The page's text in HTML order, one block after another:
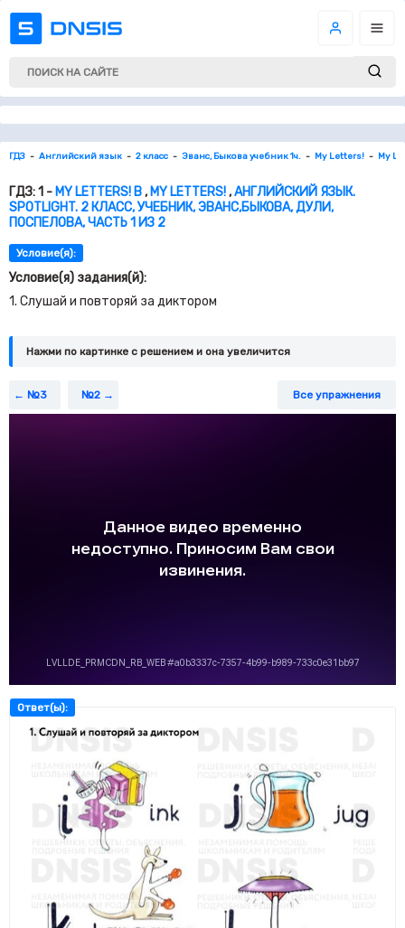
ГДЗ Английский язык 2 класс Эванс, Быкова учебник 1ч. My Letters! My
ГДЗ: 1 - MY LETTERS! B, MY LETTERS!,АНГЛИЙСКИЙ ЯЗЫК.
SPOTLIGHT. 2 КЛАСС, УЧЕБНИК, ЭВАНС,БЫКОВА, ДУЛИ,
ПОСПЕЛОВА, ЧАСТЬ 1 ИЗ 2
Условие(я):
Условие(я) задания(й):
1. Слушай и повторяй за диктором
Нажми по картинке c решением и она увеличится
№3 №2 Все упражнения
Ответ(ы):